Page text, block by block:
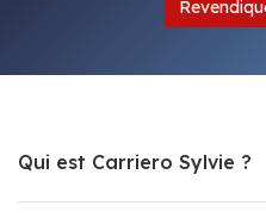
Qui est Carriero Sylvie ?